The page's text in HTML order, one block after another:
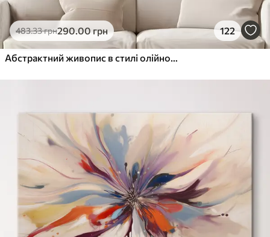
483.33грн290.00грн 122
Абстрактний живопис в стилі олійного живопису